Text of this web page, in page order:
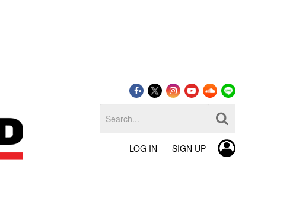
LOG IN SIGN UP